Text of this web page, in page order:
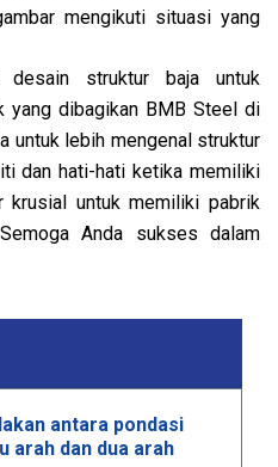
mengikuti situasi yang
desain struktur baja untuk
yang dibagikan BMB Steel di
untuk lebih mengenal struktur
dan hati-hati ketika memiliki
krusial untuk memiliki pabrik
Anda sukses dalam
antara pondasi
arah dan dua arah